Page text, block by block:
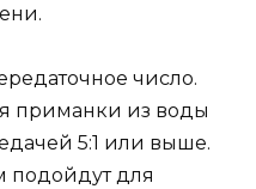
число.
приманки из воды
5:1 или выше.
подойдут для